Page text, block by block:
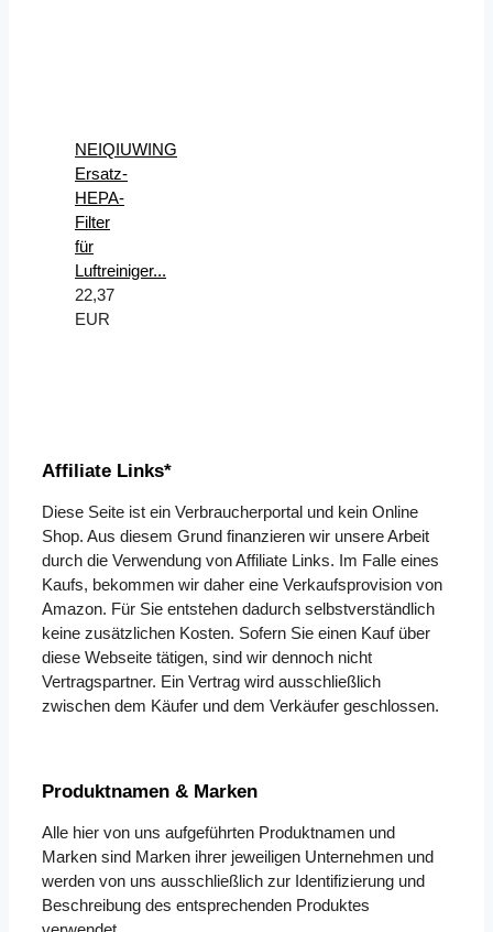
NEIQIUWING
Ersatz-
HEPA-
Filter
für
Luftreiniger...
22,37
EUR
Affiliate Links*
Diese Seite ist ein Verbraucherportal und kein Online
Shop. Aus diesem Grund finanzieren wir unsere Arbeit
durch die Verwendung von Affiliate Links. Im Falle eines
Kaufs, bekommen wir daher eine Verkaufsprovision von
Amazon. Für Sie entstehen dadurch selbstverständlich
keine zusätzlichen Kosten. Sofern Sie einen Kauf über
diese Webseite tätigen, sind wir dennoch nicht
Vertragspartner. Ein Vertrag wird ausschließlich
zwischen dem Käufer und dem Verkäufer geschlossen.
Produktnamen & Marken
Alle hier von uns aufgeführten Produktnamen und
Marken sind Marken ihrer jeweiligen Unternehmen und
werden von uns ausschließlich zur Identifizierung und
Beschreibung des entsprechenden Produktes